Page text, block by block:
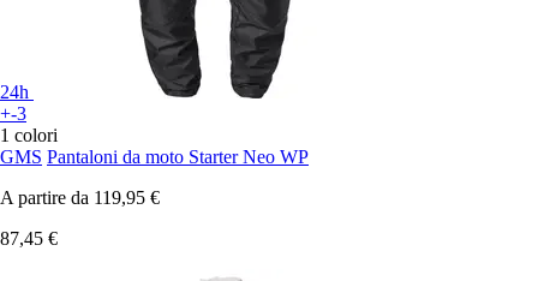
24h
+-3
1 colori
GMS Pantaloni da moto Starter Neo WP
A partire da 119,95 €
87,45 €